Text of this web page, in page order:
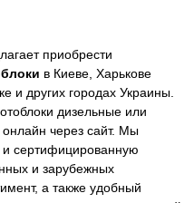
приобрести
в Киеве, Харькове
и других городах Украины.
дизельные или
через сайт. Мы
и сертифицированную
и зарубежных
а также удобный